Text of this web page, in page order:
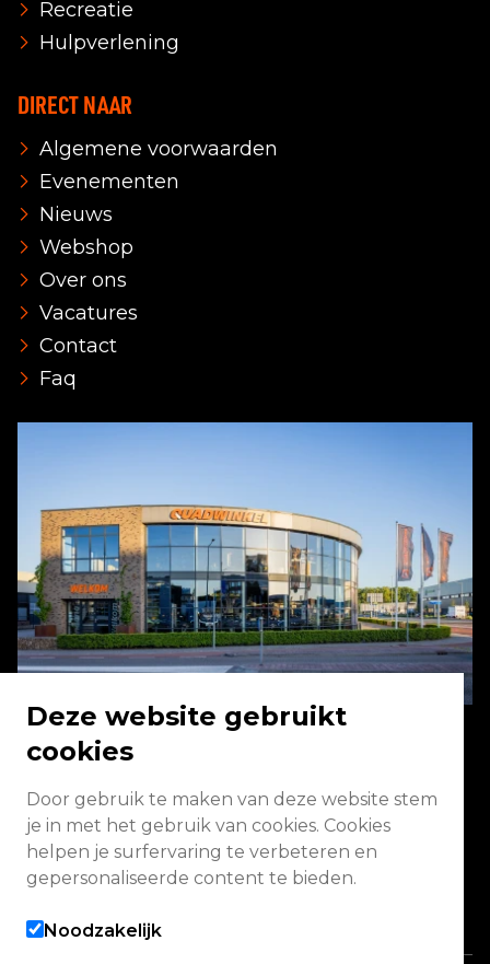
Recreatie
Hulpverlening
DIRECT NAAR
Algemene voorwaarden
Evenementen
Nieuws
Webshop
Over ons
Vacatures
Contact
Faq
Energieweg 2 3771 NA Barneveld
Vandaag geopend van 09:00 - 13:00
(werkplaats gesloten)
Deze website gebruikt
cookies
Door gebruik te maken van deze website stem
je in met het gebruik van cookies. Cookies
helpen je surfervaring te verbeteren en
gepersonaliseerde content te bieden.
Noodzakelijk